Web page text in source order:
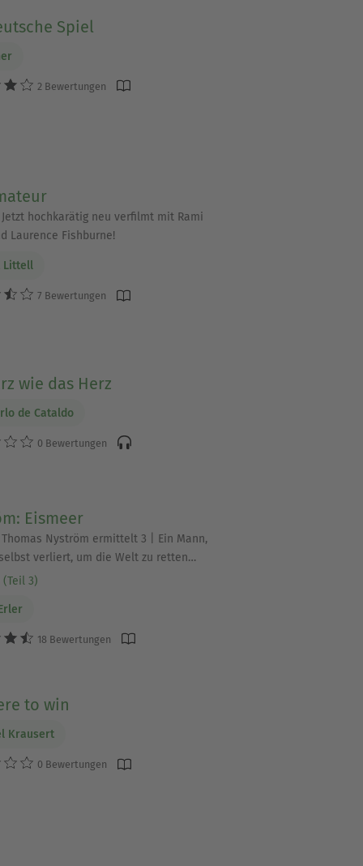
Frage, wem man
lavieren.
und Entscheidungen
wie schnell
&quot;Im Namen der
und organisierte
ein bedrückendes
&quot;The
Bei uns findest Du
Entdecke Titel
Spiel
2 Bewertungen
hochkarätig neu verfilmt mit Rami
Laurence Fishburne!
Littell
7 Bewertungen
wie das Herz
de Cataldo
0 Bewertungen
Eismeer
Nyström ermittelt 3 | Ein Mann,
verliert, um die Welt zu retten…
3)
18 Bewertungen
to win
Krausert
0 Bewertungen